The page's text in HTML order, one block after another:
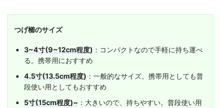
つげ櫛のサイズ
3~4寸(9~12cm程度) ：コンパクトなので手軽に持ち運べ
る。携帯用におすすめ
4.5寸(13.5cm程度) ：一般的なサイズ。携帯用としても普
段使い用としてもおすすめ
5寸(15cm程度)~ ：大きいので、持ちやすい。普段使い用